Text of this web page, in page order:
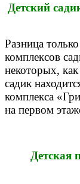
Детский
Разница
комплексов
некоторых,
садик
комплекса
на первом
Детская